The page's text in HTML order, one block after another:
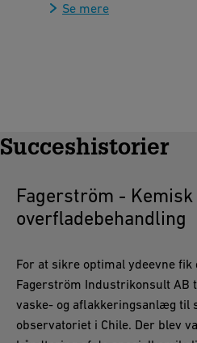
Se mere
Succeshistorier
Fagerström - Kemisk
overfladebehandling
For at sikre optimal ydeevne
Fagerström Industrikonsult AB
vaske- og aflakkeringsanlæg til
observatoriet i Chile. Der blev